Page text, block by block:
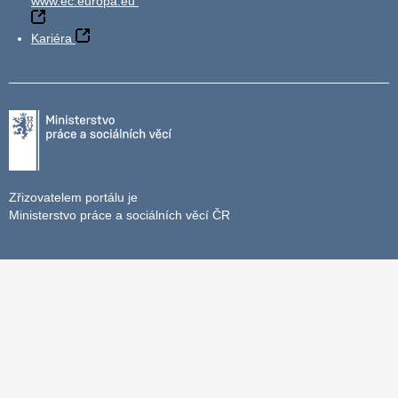
Kariéra
Zřizovatelem portálu je
Ministerstvo práce a sociálních věcí ČR